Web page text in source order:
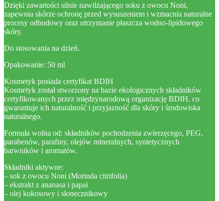
Dzięki zawartości silnie nawilżającego soku z owocu Noni,
zapewnia skórze ochronę przed wysuszeniem i wzmacnia naturalne
procesy odbudowy oraz utrzymanie płaszcza wodno-lipidowego
skóry.
Do stosowania na dzień.
Opakowanie: 50 ml
Kosmetyk posiada certyfikat BDIH
Kosmetyk został stworzony na bazie ekologicznych składników
certyfikowanych przez międzynarodową organizację BDIH, co
gwarantuje ich naturalność i przyjazność dla skóry i środowiska
naturalnego.
Formuła wolna od: składników pochodzenia zwierzęcego, PEG,
parabenów, parafiny, olejów mineralnych, syntetycznych
barwników i aromatów.
Składniki aktywne:
– sok z owocu Noni (Morinda citrifolia)
– ekstrakt z ananasa i papai
– olej kokosowy i słonecznikowy